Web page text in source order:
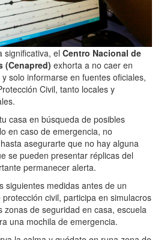
significativa, el Centro Nacional de
(Cenapred) exhorta a no caer en
solo informarse en fuentes oficiales,
Civil, tanto locales y
casa en búsqueda de posibles
en caso de emergencia, no
asegurarte que no hay alguna
se pueden presentar réplicas del
permanecer alerta.
siguientes medidas antes de un
civil, participa en simulacros
zonas de seguridad en casa, escuela
una mochila de emergencia.